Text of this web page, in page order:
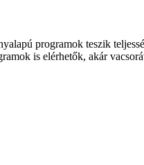
programok teszik
is elérhetők, akár